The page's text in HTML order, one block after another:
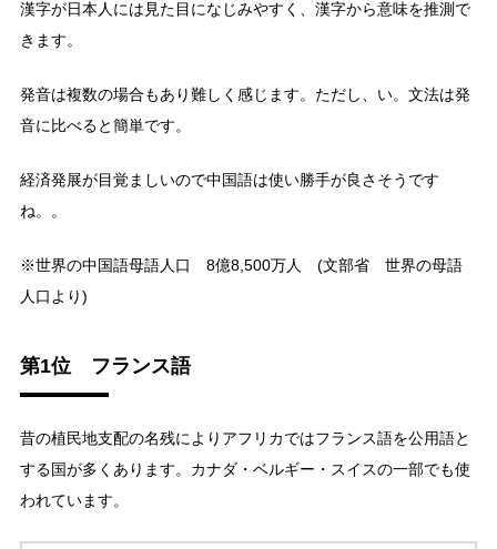
漢字が日本人には見た目になじみやすく、漢字から意味を推測で
きます。
発音は複数の場合もあり難しく感じます。ただし、い。文法は発
音に比べると簡単です。
経済発展が目覚ましいので中国語は使い勝手が良さそうです
ね。。
※世界の中国語母語人口 8億8,500万人 (文部省 世界の母語
人口より)
第1位 フランス語
昔の植民地支配の名残によりアフリカではフランス語を公用語と
する国が多くあります。カナダ・ベルギー・スイスの一部でも使
われています。